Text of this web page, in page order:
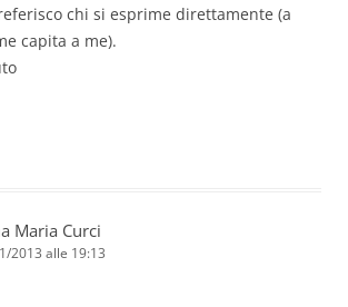
chi si esprime direttamente (a
capita a me).
Maria Curci
2013 alle 19:13